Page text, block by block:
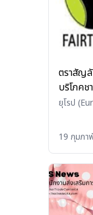
ตราสัญ
บริโภคช
สำคัญ
ยุโรป
19 กุมภ